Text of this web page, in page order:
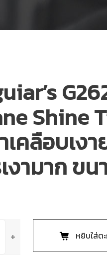
Shine
เคลือบเง
งามาก ข
หยิบใส่ต